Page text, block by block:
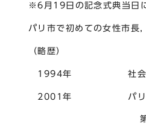
※6月19日の記念式典当日に
パリ市で初めての女性市長
（略歴）
1994年 社会党
2001年 パリ市議
第一副市長に